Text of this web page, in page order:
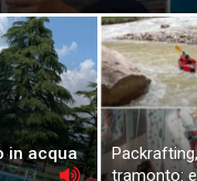
in acqua
tramonto: